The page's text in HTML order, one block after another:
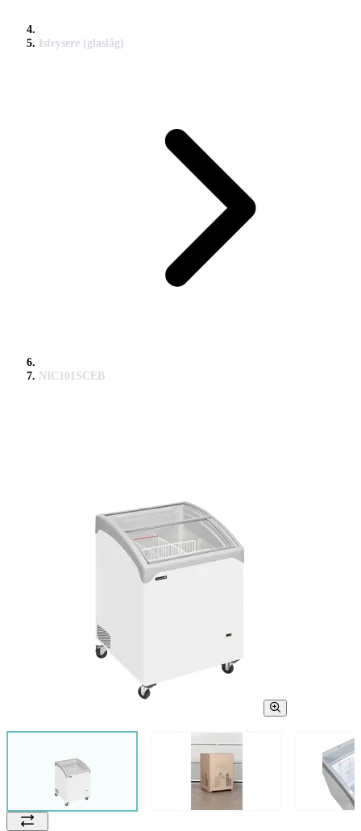
Isfrysere (glaslåg)
NIC101SCEB